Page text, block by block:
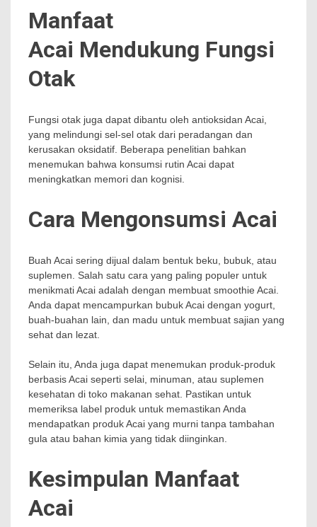
Manfaat
Acai Mendukung Fungsi
Otak
Fungsi otak juga dapat dibantu oleh antioksidan Acai,
yang melindungi sel-sel otak dari peradangan dan
kerusakan oksidatif. Beberapa penelitian bahkan
menemukan bahwa konsumsi rutin Acai dapat
meningkatkan memori dan kognisi.
Cara Mengonsumsi Acai
Buah Acai sering dijual dalam bentuk beku, bubuk, atau
suplemen. Salah satu cara yang paling populer untuk
menikmati Acai adalah dengan membuat smoothie Acai.
Anda dapat mencampurkan bubuk Acai dengan yogurt,
buah-buahan lain, dan madu untuk membuat sajian yang
sehat dan lezat.
Selain itu, Anda juga dapat menemukan produk-produk
berbasis Acai seperti selai, minuman, atau suplemen
kesehatan di toko makanan sehat. Pastikan untuk
memeriksa label produk untuk memastikan Anda
mendapatkan produk Acai yang murni tanpa tambahan
gula atau bahan kimia yang tidak diinginkan.
Kesimpulan Manfaat
Acai